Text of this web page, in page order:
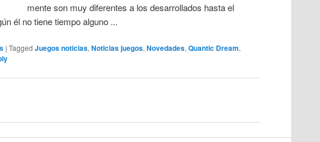
mente son muy diferentes a los desarrollados hasta el
él no tiene tiempo alguno ...
|Tagged Juegos noticias,Noticias juegos,Novedades,Quantic Dream,